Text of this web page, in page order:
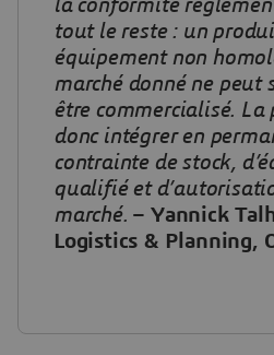
la conformité
tout le reste : un
équipement non
marché donné ne peut
être commercialisé.
donc intégrer en
contrainte de stock,
qualifié et
marché. –Yannick
Logistics & Planning,